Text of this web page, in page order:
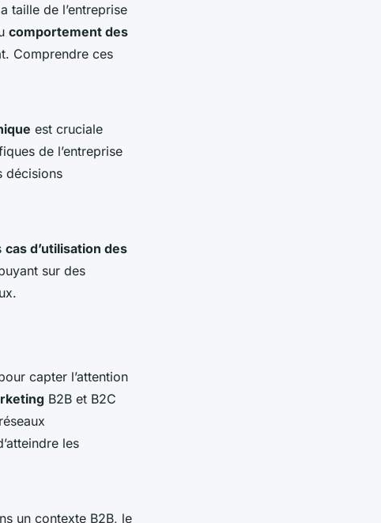
taille de l’entreprise
comportement des
Comprendre ces
est cruciale
de l’entreprise
décisions
cas d’utilisation des
sur des
capter l’attention
B2B et B2C
les
un contexte B2B, le